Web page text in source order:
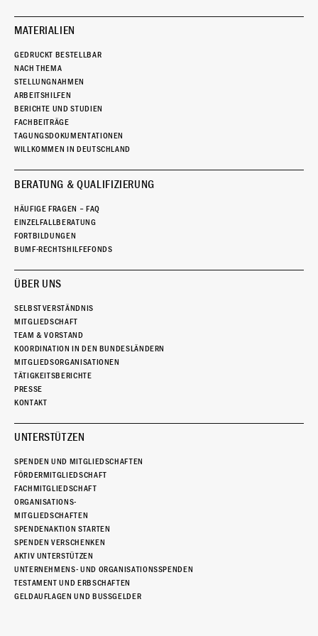
MATERIALIEN
GEDRUCKT BESTELLBAR
NACH THEMA
STELLUNGNAHMEN
ARBEITSHILFEN
BERICHTE UND STUDIEN
FACHBEITRÄGE
TAGUNGSDOKUMENTATIONEN
WILLKOMMEN IN DEUTSCHLAND
BERATUNG & QUALIFIZIERUNG
HÄUFIGE FRAGEN – FAQ
EINZELFALLBERATUNG
FORTBILDUNGEN
BUMF-RECHTSHILFEFONDS
ÜBER UNS
SELBSTVERSTÄNDNIS
MITGLIEDSCHAFT
TEAM & VORSTAND
KOORDINATION IN DEN BUNDESLÄNDERN
MITGLIEDSORGANISATIONEN
TÄTIGKEITSBERICHTE
PRESSE
KONTAKT
UNTERSTÜTZEN
SPENDEN UND MITGLIEDSCHAFTEN
FÖRDERMITGLIEDSCHAFT
FACHMITGLIEDSCHAFT
ORGANISATIONS-
MITGLIEDSCHAFTEN
SPENDENAKTION STARTEN
SPENDEN VERSCHENKEN
AKTIV UNTERSTÜTZEN
UNTERNEHMENS- UND ORGANISATIONSSPENDEN
TESTAMENT UND ERBSCHAFTEN
GELDAUFLAGEN UND BUSSGELDER